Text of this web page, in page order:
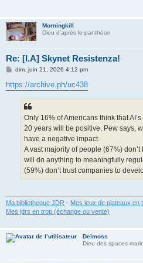
Morningkill
Dieu d'après le panthéon
Re: [I.A] Skynet Resistenza!
M
s
s
dim. juin 21, 2026 4:12 pm
https://archive.ph/uc438
Only 16% of Americans think that
20 years will be positive, Pew says,
have a negative impact.
A vast majority of people (67%)
will do anything to meaningfully
(59%) don’t trust companies to
Ma bibliotheque JDR - Mes jeux de plateaux en
Mes jdrs en trop (échange ou vente)
Deimoss
Dieu des spaces